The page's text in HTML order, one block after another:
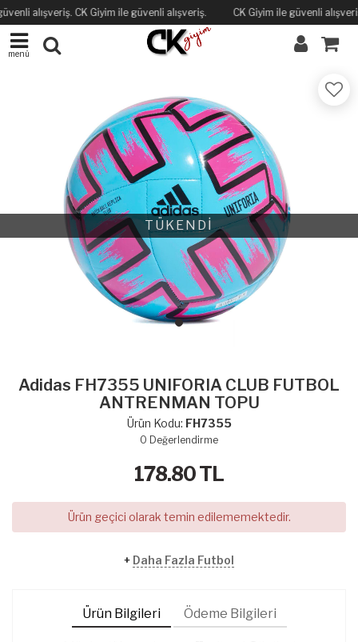
alışveriş. CK Giyim ile güvenli alışveriş. CK Giyim ile güvenli
menü
TÜKENDİ
Adidas FH7355 UNIFORIA CLUB FUTBOL
ANTRENMAN TOPU
Ürün Kodu: FH7355
0 Değerlendirme
178.80TL
Ürün geçici olarak temin edilememektedir.
+ Daha Fazla Futbol
Ürün Bilgileri Ödeme Bilgileri